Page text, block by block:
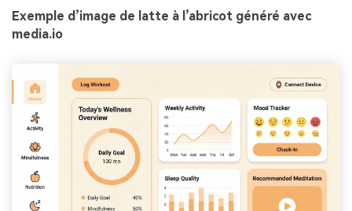
Exemple d’image de latte à l’abricot généré avec
media.io